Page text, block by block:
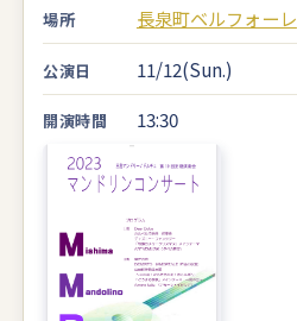
場所 長泉町ベルフォーレ
公演日 11/12(Sun.)
開演時間 13:30